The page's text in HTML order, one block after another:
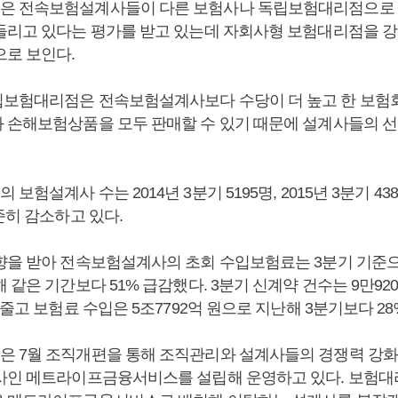
전속보험설계사들이 다른 보험사나 독립보험대리점으
리고 있다는 평가를 받고 있는데 자회사형 보험대리점을
로 보인다.
험대리점은 전속보험설계사보다 수당이 더 높고 한 보험
손해보험상품을 모두 판매할 수 있기 때문에 설계사들의
보험설계사 수는 2014년 3분기 5195명, 2015년 3분기
히 감소하고 있다.
을 받아 전속보험설계사의 초회 수입보험료는 3분기 기준
같은 기간보다 51% 급감했다. 3분기 신계약 건수는 9만
고 보험료 수입은 5조7792억 원으로 지난해 3분기보다
7월 조직개편을 통해 조직관리와 설계사들의 경쟁력 강
인 메트라이프금융서비스를 설립해 운영하고 있다. 보험